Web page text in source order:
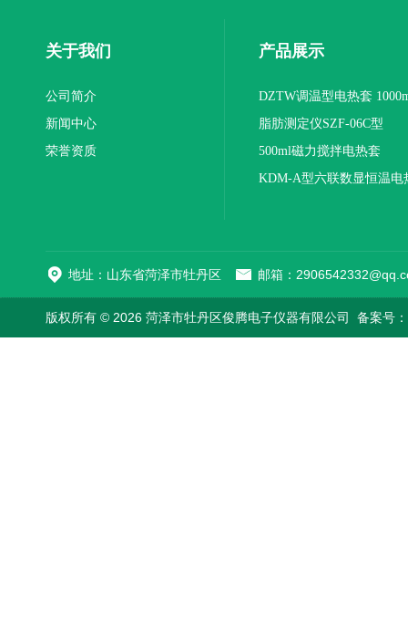
关于我们
公司简介
新闻中心
荣誉资质
产品展示
DZTW调温型电热套
联
脂肪测定仪SZF-06C型
500ml磁力搅拌电热套
KDM-A型六联数显恒温电
地址：山东省菏泽市牡丹区 邮箱：
版权所有 © 2026 菏泽市牡丹区俊腾电子仪器有限公司 备案号